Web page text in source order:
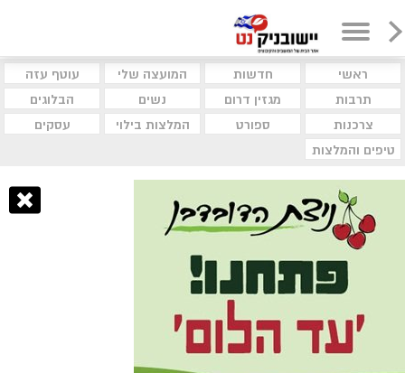
ראשי חדשות המועצה שלי
עוטף עזה
תרבות
מגזין דרום נשים
הבלוגים
צרכנות
ספורט המלצות בילוי
עסקים
טיפים והמלצות